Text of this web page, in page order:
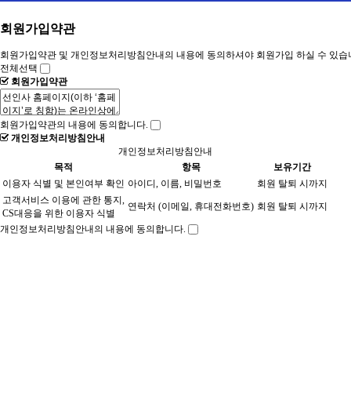
회원가입약관
회원가입약관 및 개인정보처리방침안내의 내용에 동의하셔야 회원가입 하실 수 있습
전체선택
회원가입약관
회원가입약관의 내용에 동의합니다.
개인정보처리방침안내
개인정보처리방침안내
목적
항목
보유기간
이용자 식별 및 본인여부 확인 아이디, 이름, 비밀번호
회원 탈퇴 시까지
고객서비스 이용에 관한 통지,
CS대응을 위한 이용자 식별
연락처 (이메일, 휴대전화번호) 회원 탈퇴 시까지
개인정보처리방침안내의 내용에 동의합니다.